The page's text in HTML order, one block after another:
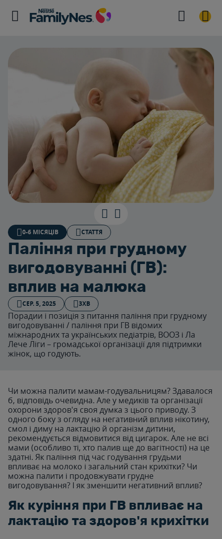
0-6 МІСЯЦІВ СТАТТЯ
Паління при грудному
вигодовуванні (ГВ):
вплив на малюка
СЕР. 5, 2025 3ХВ
Порадии і позиція з питання паління при грудному
вигодовуванні / паління при ГВ відомих
міжнародних та українських педіатрів, ВООЗ і Ла
Лече Ліги – громадської організації для підтримки
жінок, що годують.
Чи можна палити мамам-годувальницям? Здавалося
б, відповідь очевидна. Але у медиків та організації
охорони здоров'я своя думка з цього приводу. З
одного боку з огляду на негативний вплив нікотину,
смол і диму на лактацію й організм дитини,
рекомендується відмовитися від цигарок. Але не всі
мами (особливо ті, хто палив ще до вагітності) на це
здатні. Як паління під час годування грудьми
впливає на молоко і загальний стан крихітки? Чи
можна палити і продовжувати грудне
вигодовування? І як зменшити негативний вплив?
Як куріння при ГВ впливає на
лактацію та здоров'я крихітки